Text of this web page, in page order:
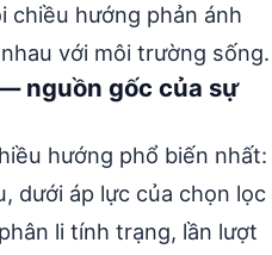
chiều hướng phản ánh
với môi trường sống.
nguồn gốc của sự
hướng phổ biến nhất:
dưới áp lực của chọn lọc
li tính trạng, lần lượt